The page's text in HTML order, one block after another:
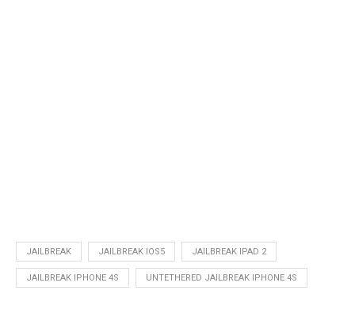
JAILBREAK JAILBREAK IOS5 JAILBREAK IPAD 2
JAILBREAK IPHONE 4S UNTETHERED JAILBREAK IPHONE 4S